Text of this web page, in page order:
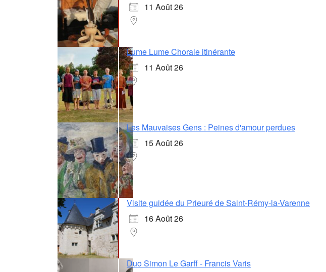
11 Août 26
Lume Lume Chorale itinérante
11 Août 26
Les Mauvaises Gens : Peines d'amour perdues
15 Août 26
Visite guidée du Prieuré de Saint-Rémy-la-Varenne
16 Août 26
Duo Simon Le Garff - Francis Varis